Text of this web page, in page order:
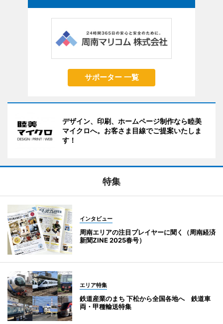
サポーター 一覧
デザイン、印刷、ホームページ制作なら睦美
マイクロへ。お客さま目線でご提案いたしま
す！
特集
インタビュー
周南エリアの注目プレイヤーに聞く（周南経済
新聞ZINE 2025春号）
エリア特集
鉄道産業のまち 下松から全国各地へ 鉄道車
両・甲種輸送特集